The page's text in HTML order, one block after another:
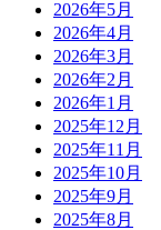
2026年5月
2026年4月
2026年3月
2026年2月
2026年1月
2025年12月
2025年11月
2025年10月
2025年9月
2025年8月